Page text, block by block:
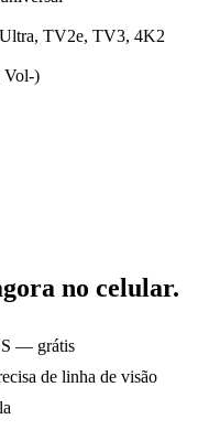
TV2e, TV3, 4K2
Vol-)
no celular.
— grátis
de linha de visão